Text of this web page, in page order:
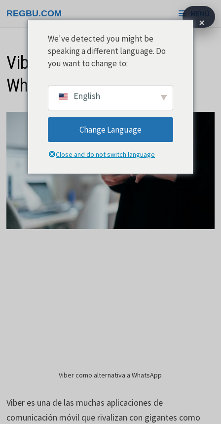
REGBU.COM MENÚ
Viber como alternativa a
WhatsApp
Viber como alternativa a WhatsApp
Viber es una de las muchas aplicaciones de
comunicación móvil que rivalizan con gigantes como
×
We've detected you might be
speaking a different language. Do
you want to change to:
English
Change Language
Close and do not switch language